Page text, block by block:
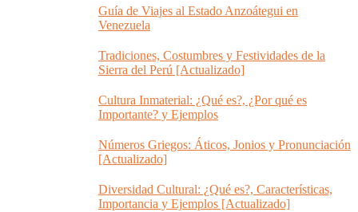
Guía de Viajes al Estado Anzoátegui en
Venezuela
Tradiciones, Costumbres y Festividades de la
Sierra del Perú [Actualizado]
Cultura Inmaterial: ¿Qué es?, ¿Por qué es
Importante? y Ejemplos
Números Griegos: Áticos, Jonios y Pronunciación
[Actualizado]
Diversidad Cultural: ¿Qué es?, Características,
Importancia y Ejemplos [Actualizado]